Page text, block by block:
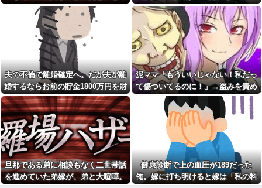
を担当してます
【謎】日本人、何故か名古屋
に殺到。人口増加数が全国一位
流行を無視したとき「正直ダ
サくね？」ってなるファッショ
ン上げてけ
【画像】こんな感じのクルマ
で車中泊旅したいよな？？？
【画像】俺たちの姫本田望
結、久しぶりに画像を投稿した
結果→やっぱりワイらの姫だっ
たw w w w w w w w w w
【画像】ワイの会社の女さ
ん、『コレ』を強調し過ぎて完
全にあたしこ枠を狙ってるんだ
がw w w w w w w w w w w w
私「血まみれで何してるんで
すか！？」婆さん「腕が抜けな
順番待ち中に老害ジジイが堂々
の横入り！「次の方どうぞ」の
案内を自分への合図と勘違いし
て割り込む身勝手な俺様思考に
イライラ・・・
旦那の浮気で離婚し、その後
再婚。その間、激デブだった私
も病気で30kg減→20年後、元旦
那が近くに引っ越してきたのだ
が…久しぶりに会った元旦那の
態度に衝撃！！！
【急増】「外国人受け入れ反
対」56.3％に わずか2年で20.7
ポイント増、東大調査「若い世
代ほど増加」
私が入院しているとき、義兄
嫁が私の子供達に「お母さんが
死んだらどうするの？うちでは
引き取れないわよ。」と
どいつもこいつも、ちゅーだ
気で遊び続けた10年後…
後、思わぬ結末を目撃することにな
り…
夫の不倫で離婚確定へ。だが夫が離
婚するならお前の貯金1800万円を財
産分与しろ」と言い出した
泥ママ「もういいじゃない！私だっ
て傷ついてるのに！」→盗みを責め
られた泥ママがまさかの被害者アピ
ール。その言い分に周囲から笑いが
漏れてしまい…
旦那である弟に相談もなく二世帯話
を進めていた弟嫁が、弟と大喧嘩。
健康診断で上の血圧が189だった
俺。嫁に打ち明けると嫁は「私の料